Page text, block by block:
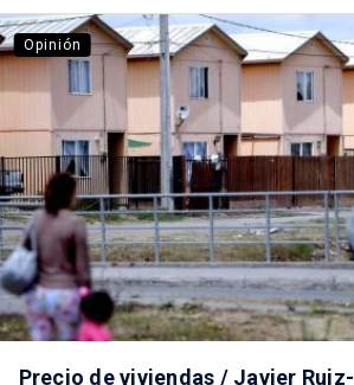
Opinión
Precio de viviendas / Javier Ruiz-